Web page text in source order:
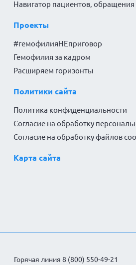
Навигатор пациентов,
Проекты
#гемофилияНЕприговор
Гемофилия за кадром
Расширяем горизонты
Политики сайта
Политика конфиденциальности
Согласие на обработку
Согласие на обработку файлов
Карта сайта
Горячая линия 8 (800) 550-49-21